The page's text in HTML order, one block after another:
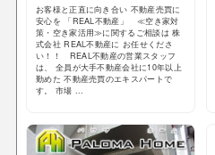
お客様と正直に向き合い 不動産売買に
安心を 「REAL不動産」 ≪空き家対
策・空き家活用≫に関するご相談は 株
式会社 REAL不動産に お任せくださ
い！！ REAL不動産の営業スタッフ
は、 全員が大手不動産会社に10年以上
勤めた 不動産売買のエキスパートで
す。 市場 ...